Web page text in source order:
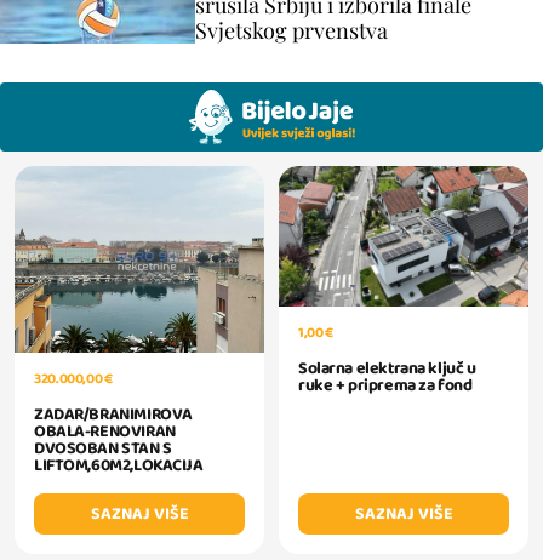
Svjetskog prvenstva
320.000,00 €
ZADAR/BRANIMIROVA
OBALA-RENOVIRAN
DVOSOBAN STAN S
LIFTOM,60M2,LOKACIJA
SAZNAJ VIŠE
1,00 €
Solarna elektrana ključ u
ruke + priprema za fond
SAZNAJ VIŠE